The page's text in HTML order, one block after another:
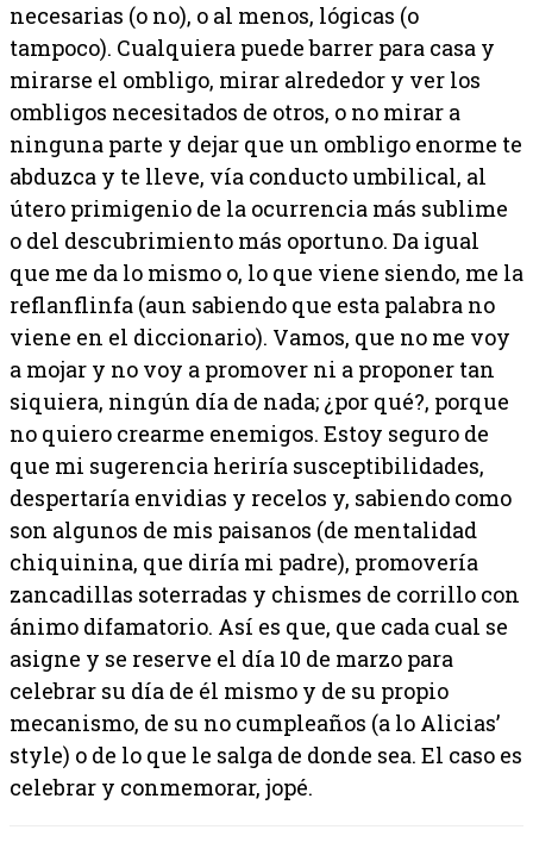
necesarias (o no), o al menos, lógicas (o
tampoco). Cualquiera puede barrer para casa y
mirarse el ombligo, mirar alrededor y ver los
ombligos necesitados de otros, o no mirar a
ninguna parte y dejar que un ombligo enorme te
abduzca y te lleve, vía conducto umbilical, al
útero primigenio de la ocurrencia más sublime
o del descubrimiento más oportuno. Da igual
que me da lo mismo o, lo que viene siendo, me la
reflanflinfa (aun sabiendo que esta palabra no
viene en el diccionario). Vamos, que no me voy
a mojar y no voy a promover ni a proponer tan
siquiera, ningún día de nada; ¿por qué?, porque
no quiero crearme enemigos. Estoy seguro de
que mi sugerencia heriría susceptibilidades,
despertaría envidias y recelos y, sabiendo como
son algunos de mis paisanos (de mentalidad
chiquinina, que diría mi padre), promovería
zancadillas soterradas y chismes de corrillo con
ánimo difamatorio. Así es que, que cada cual se
asigne y se reserve el día 10 de marzo para
celebrar su día de él mismo y de su propio
mecanismo, de su no cumpleaños (a lo Alicias’
style) o de lo que le salga de donde sea. El caso es
celebrar y conmemorar, jopé.